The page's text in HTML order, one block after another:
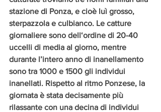
stazione di Ponza, e cioè luì grosso,
sterpazzola e culbianco. Le catture
giornaliere sono dell‘ordine di 20-40
uccelli di media al giorno, mentre
durante l’intero anno di inanellamento
sono tra 1000 e 1500 gli individui
inanellati. Rispetto al ritmo Ponzese, la
giornata è stata decisamente più
rilassante con una decina di individui